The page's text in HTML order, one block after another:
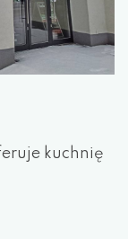
kuchnię